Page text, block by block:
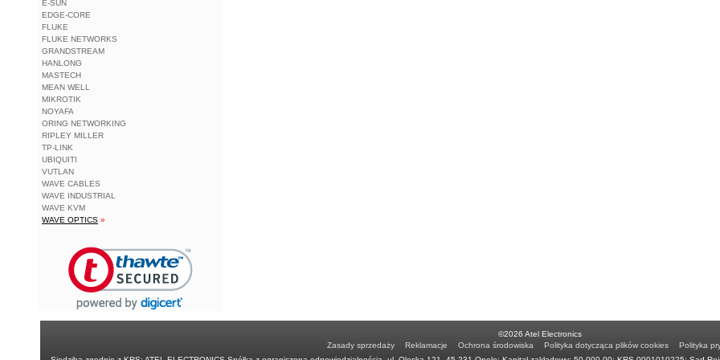
E-SUN
EDGE-CORE
FLUKE
FLUKE NETWORKS
GRANDSTREAM
HANLONG
MASTECH
MEAN WELL
MIKROTIK
NOYAFA
ORING NETWORKING
RIPLEY MILLER
TP-LINK
UBIQUITI
VUTLAN
WAVE CABLES
WAVE INDUSTRIAL
WAVE KVM
WAVE OPTICS »
©2026 Atel Electronics
Zasady sprzedaży
Reklamacje Ochrona środowiska Polityka dotycząca plików cookies
Polityka